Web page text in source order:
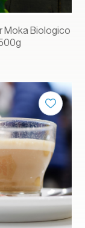
Moka Biologico